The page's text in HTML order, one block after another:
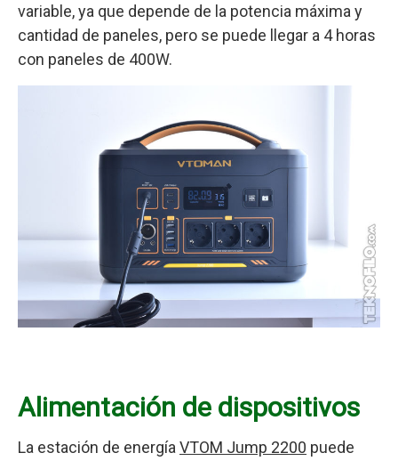
variable, ya que depende de la potencia máxima y
cantidad de paneles, pero se puede llegar a 4 horas
con paneles de 400W.
Alimentación de dispositivos
La estación de energíaVTOM Jump 2200 puede